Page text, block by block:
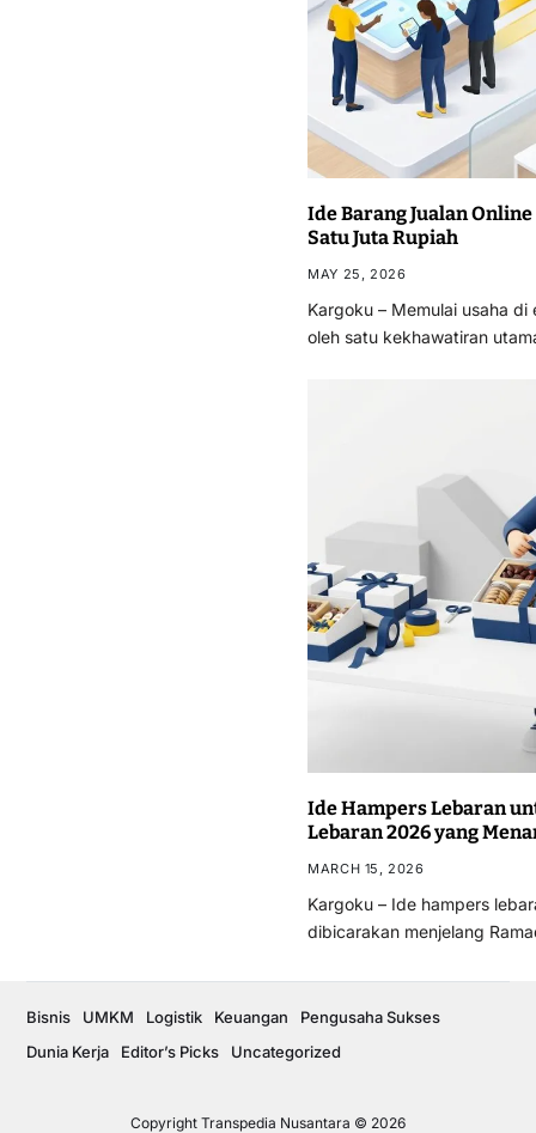
Ide Barang Jualan
Satu Juta Rupiah
MAY 25, 2026
Kargoku – Memulai usaha
oleh satu kekhawatiran
Ide Hampers Lebaran
Lebaran 2026 yang
MARCH 15, 2026
Kargoku – Ide hampers
dibicarakan menjelang
Copyright Transpedia Nusantara © 2026
Bisnis UMKM Logistik Keuangan
Pengusaha Sukses
Dunia Kerja
Editor’s Picks Uncategorized